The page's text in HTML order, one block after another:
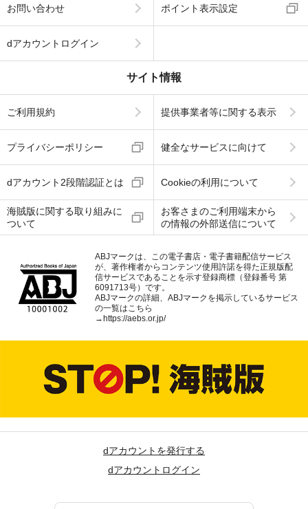
お問い合わせ ポイント表示設定
dアカウントログイン
サイト情報
ご利用規約 提供事業者等に関する表示
プライバシーポリシー 健全なサービスに向けて
dアカウント2段階認証とは Cookieの利用について
海賊版に関する取り組みに
ついて
お客さまのご利用端末から
の情報の外部送信について
ABJマークは、この電子書店・電子書籍配信サービス
が、著作権者からコンテンツ使用許諾を得た正規版配
信サービスであることを示す登録商標（登録番号 第
6091713号）です。
ABJマークの詳細、ABJマークを掲示しているサービス
の一覧はこちら
→ https://aebs.or.jp/
dアカウントを発行する
dアカウントログイン